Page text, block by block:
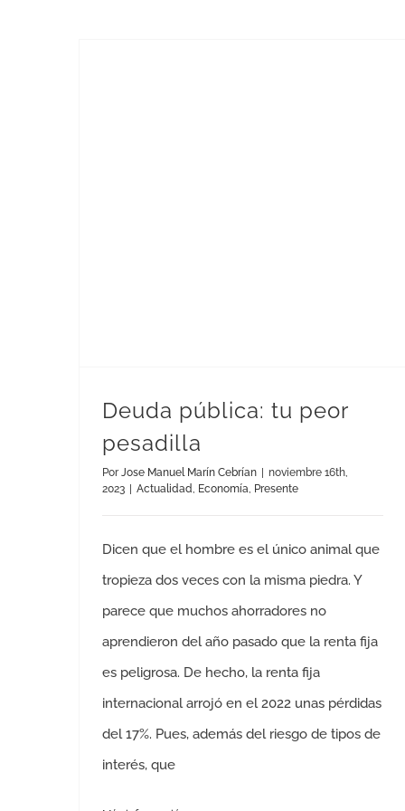
Deuda pública: tu peor
pesadilla
PorJose Manuel Marín Cebrían
noviembre 16th,
2023
Actualidad, Economía, Presente
Dicen que el hombre es el único animal que
tropieza dos veces con la misma piedra. Y
parece que muchos ahorradores no
aprendieron del año pasado que la renta fija
es peligrosa. De hecho, la renta fija
internacional arrojó en el 2022 unas pérdidas
del 17%. Pues, además del riesgo de tipos de
interés, que